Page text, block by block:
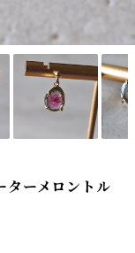
ーメロントル